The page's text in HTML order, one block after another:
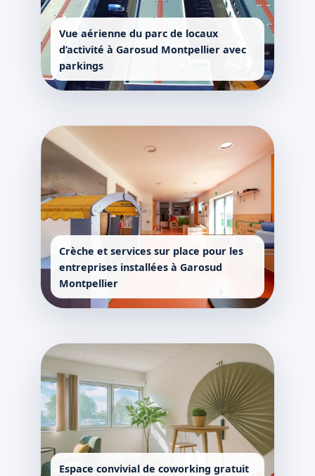
Vue aérienne du parc de locaux
d’activité à Garosud Montpellier avec
parkings
Crèche et services sur place pour les
entreprises installées à Garosud
Montpellier
Espace convivial de coworking gratuit